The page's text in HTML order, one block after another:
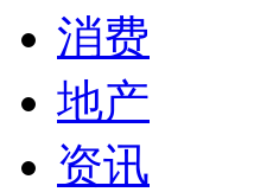
消费
地产
资讯